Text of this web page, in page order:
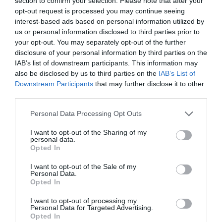
opt-out request is processed you may continue seeing
interest-based ads based on personal information utilized by
us or personal information disclosed to third parties prior to
your opt-out. You may separately opt-out of the further
disclosure of your personal information by third parties on the
IAB’s list of downstream participants. This information may
also be disclosed by us to third parties on the IAB’s List of
Downstream Participants that may further disclose it to other
Please note that this website/app uses one or more Google
not limited to your visit or usage behaviour. You may click to
grant or deny consent to Google and its third-party tags to
use your data for below specified purposes in below Google
consent section.
Personal Data Processing Opt Outs
I want to opt-out of the Sharing of my
personal data.
Opted In
I want to opt-out of the Sale of my
Personal Data.
Opted In
I want to opt-out of processing my
Personal Data for Targeted Advertising.
Opted In
Ezt a súlyos társadalmi ellentétet az 500 hónapon át tartó
első világháború katonai veszteségei, hátországi
megaláztatásai és szenvedései tovább fokozták. A férfi
munkaerő nagy részének bevonulása miatt fellépő
munkaerőhiány, a háborús viszonyok közt bevezetett
jegyrendszer az itthon maradók életét rendkívüli mértékben
törekvések közös nevezőjeként a földosztás kérdését állította
középpontba.
Nem volt tehát véletlen Károlyi Mihály köztársasági elnök
mozgósító gesztusnak szánt lépése, amikor 1919. február
23-án az 1849-es kápolnai csata emlékművénél, a község
határában a 38 ezer holdnyi debrői-parádi családi